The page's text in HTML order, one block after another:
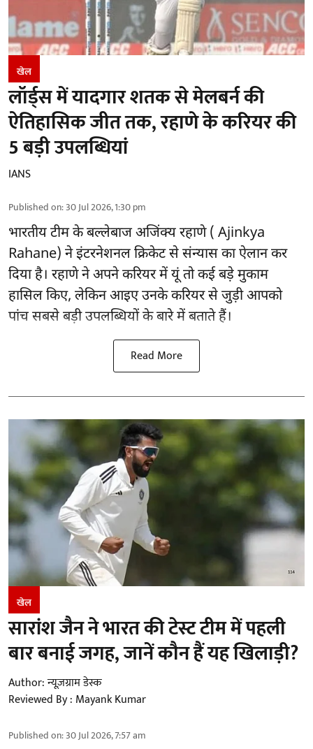
खेल
लॉर्ड्स में यादगार शतक से मेलबर्न की
ऐतिहासिक जीत तक, रहाणे के करियर की
5 बड़ी उपलब्धियां
IANS
Published on:30 Jul 2026, 1:30 pm
भारतीय टीम के बल्लेबाजअजिंक्य रहाणे ( Ajinkya
Rahane) ने इंटरनेशनल क्रिकेट से संन्यास का ऐलान कर
दिया है। रहाणे ने अपने करियर में यूं तो कई बड़े मुकाम
हासिल किए, लेकिन आइए उनके करियर से जुड़ी आपको
पांच सबसे बड़ी उपलब्धियों के बारे में बताते हैं।
Read More
खेल
सारांश जैन ने भारत की टेस्ट टीम में पहली
बार बनाई जगह, जानें कौन हैं यह खिलाड़ी?
Author:न्यूज़ग्राम डेस्क
Reviewed By : Mayank Kumar
Published on:30 Jul 2026, 7:57 am